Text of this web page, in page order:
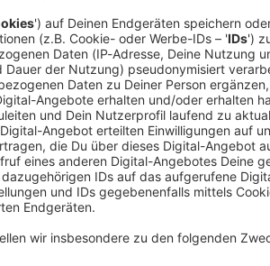
Vorhaut im
Air. Beim größten Heavy-Metal-
macht sich nicht vom (berühmtesten)
weiteren Einsatzkräften des Wacken
*Schlammassel* … WERBUNG Hier gibt es viele
linktr.ee/notaufnahme Ihr möchtet Werbung in
an: hallo@podever.de